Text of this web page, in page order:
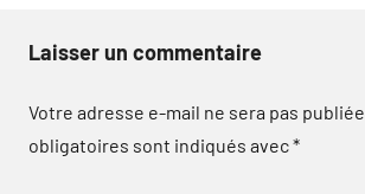
Laisser un commentaire
Votre adresse e-mail ne sera pas publiée.
obligatoires sont indiqués avec*